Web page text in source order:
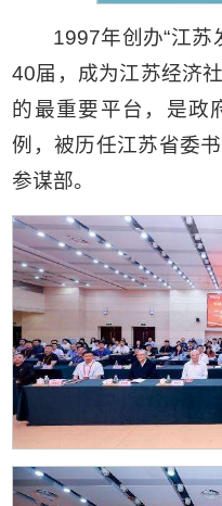
1997年创办“江苏
40届，成为江苏经济
的最重要平台，是政
例，被历任江苏省委
参谋部。